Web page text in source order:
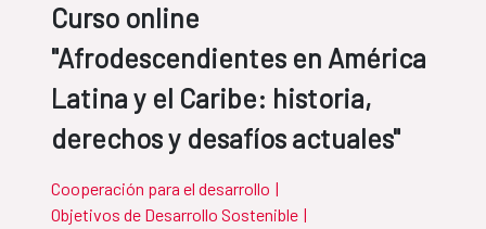
Curso online
"Afrodescendientes en América
Latina y el Caribe: historia,
derechos y desafíos actuales"
Cooperación para el desarrollo |
Objetivos de Desarrollo Sostenible |